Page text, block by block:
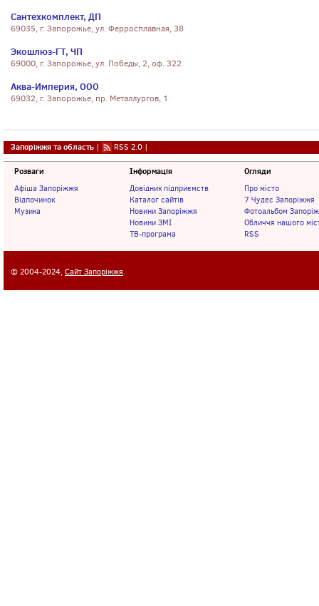
Сантехкомплект, ДП
69035, г. Запорожье, ул. Ферросплавная, 38
Экошлюз-ГТ, ЧП
69000, г. Запорожье, ул. Победы, 2, оф. 322
Аква-Империя, ООО
69032, г. Запорожье, пр. Металлургов, 1
Запоріжжя та область | RSS 2.0 |
Розваги
Афіша Запоріжжя
Відпочинок
Музика
Інформація
Довідник підприємств
Каталог сайтів
Новини Запоріжжя
Новини ЗМІ
ТВ-програма
Огляди
Про місто
7 Чудес Запоріжжя
Фотоальбом
Обличчя нашого
RSS
© 2004-2024, Сайт Запоріжжя.